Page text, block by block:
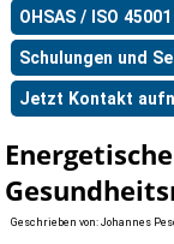
OHSAS / ISO 45001
Schulungen und
Jetzt Kontakt
Geschrieben von:Johannes